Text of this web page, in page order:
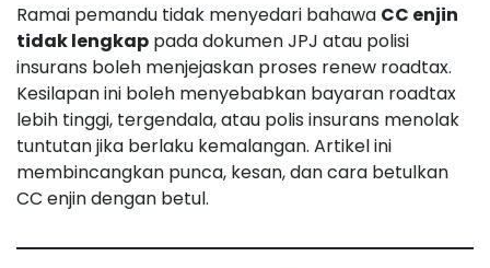
Ramai pemandu tidak menyedari bahawa CC enjin
tidak lengkap pada dokumen JPJ atau polisi
insurans boleh menjejaskan proses renew roadtax.
Kesilapan ini boleh menyebabkan bayaran roadtax
lebih tinggi, tergendala, atau polis insurans menolak
tuntutan jika berlaku kemalangan. Artikel ini
membincangkan punca, kesan, dan cara betulkan
CC enjin dengan betul.